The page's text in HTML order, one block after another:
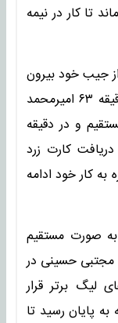
تا کار در نیمه
قرمز را از جیب خود بیرون
آورد که سهم هر تیم یک کارت بود. در دقیقه ۶۳ امیرمحمد
و در دقیقه
کارت زرد
اخراج شدند تا دو تیم ۱۰ نفره به کار خود ادامه
به صورت مستقیم
مجتبی حسینی در
لیگ برتر قرار
پایان رسید تا